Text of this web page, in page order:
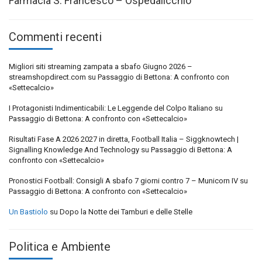
Commenti recenti
Migliori siti streaming zampata a sbafo Giugno 2026 –
streamshopdirect.com su Passaggio di Bettona: A confronto con
«Settecalcio»
I Protagonisti Indimenticabili: Le Leggende del Colpo Italiano su
Passaggio di Bettona: A confronto con «Settecalcio»
Risultati Fase A 2026 2027 in diretta, Football Italia – Siggknowtech |
Signalling Knowledge And Technology su Passaggio di Bettona: A
confronto con «Settecalcio»
Pronostici Football: Consigli A sbafo 7 giorni contro 7 – Municorn IV su
Passaggio di Bettona: A confronto con «Settecalcio»
Un Bastiolo su Dopo la Notte dei Tamburi e delle Stelle
Politica e Ambiente